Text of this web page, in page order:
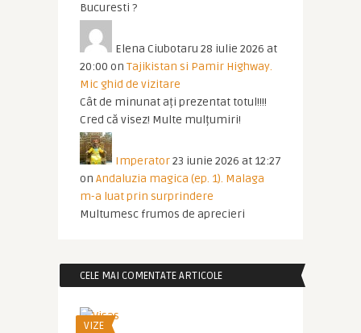
Bucuresti ?
Elena Ciubotaru 28 iulie 2026 at
20:00 on Tajikistan si Pamir Highway.
Mic ghid de vizitare
Cât de minunat ați prezentat totul!!!!
Cred că visez! Multe mulțumiri!
Imperator23 iunie 2026 at 12:27
on Andaluzia magica (ep. 1). Malaga
m-a luat prin surprindere
Multumesc frumos de aprecieri
CELE MAI COMENTATE ARTICOLE
VIZE